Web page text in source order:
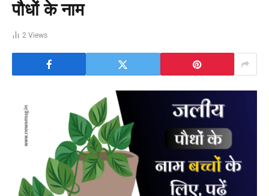
पौधों के नाम
2 Views